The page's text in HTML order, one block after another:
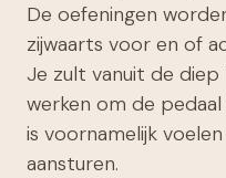
De oefeningen
zijwaarts voor en of
Je zult vanuit de
werken om de
is voornamelijk
aansturen.